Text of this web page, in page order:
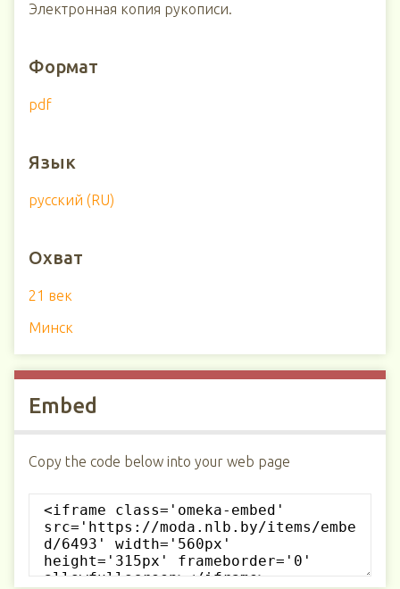
Электронная копия рукописи.
Формат
pdf
Язык
русский (RU)
Охват
21 век
Минск
Embed
Copy the code below into your web page